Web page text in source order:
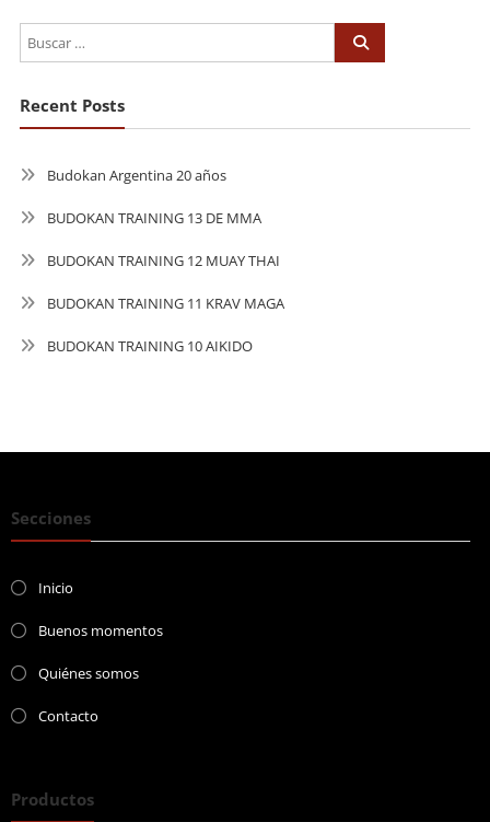
Recent Posts
Budokan Argentina 20 años
BUDOKAN TRAINING 13 DE MMA
BUDOKAN TRAINING 12 MUAY THAI
BUDOKAN TRAINING 11 KRAV MAGA
BUDOKAN TRAINING 10 AIKIDO
Secciones
Inicio
Buenos momentos
Quiénes somos
Contacto
Productos